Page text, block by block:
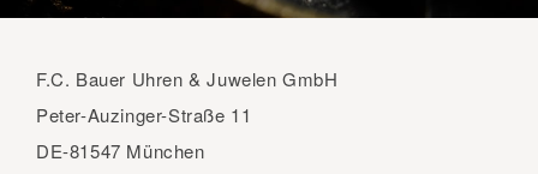
F.C. Bauer Uhren & Juwelen GmbH
Peter-Auzinger-Straße 11
DE-81547 München